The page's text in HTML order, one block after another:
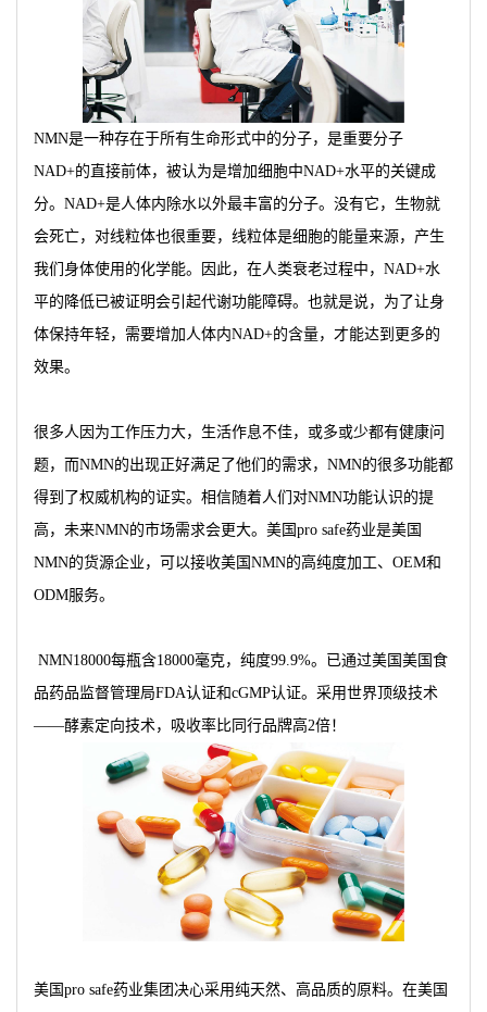
NMN是一种存在于所有生命形式中的分子，是重要分子
NAD+的直接前体，被认为是增加细胞中NAD+水平的关键成
分。NAD+是人体内除水以外最丰富的分子。没有它，生物就
会死亡，对线粒体也很重要，线粒体是细胞的能量来源，产生
我们身体使用的化学能。因此，在人类衰老过程中，NAD+水
平的降低已被证明会引起代谢功能障碍。也就是说，为了让身
体保持年轻，需要增加人体内NAD+的含量，才能达到更多的
效果。
很多人因为工作压力大，生活作息不佳，或多或少都有健康问
题，而NMN的出现正好满足了他们的需求，NMN的很多功能都
得到了权威机构的证实。相信随着人们对NMN功能认识的提
高，未来NMN的市场需求会更大。美国pro safe药业是美国
NMN的货源企业，可以接收美国NMN的高纯度加工、OEM和
ODM服务。
NMN18000每瓶含18000毫克，纯度99.9%。已通过美国美国食
品药品监督管理局FDA认证和cGMP认证。采用世界顶级技术
——酵素定向技术，吸收率比同行品牌高2倍！
美国pro safe药业集团决心采用纯天然、高品质的原料。在美国